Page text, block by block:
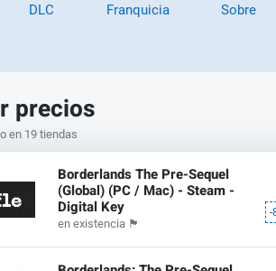
DLC Franquicia Sobre
precios
en 19 tiendas
Borderlands The Pre-Sequel
(Global) (PC / Mac) - Steam -
Digital Key
en existencia 🏴
-